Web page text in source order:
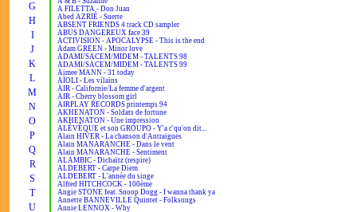
G
H
I
J
K
L
M
N
O
P
Q
R
S
T
U
A FILETTA - Don Juan
Abed AZRIÉ - Suerte
ABSENT FRIENDS 4 track CD sampler
ABUS DANGEREUX face 39
ACTIVISION - APOCALYPSE - This is the end
Adam GREEN - Minor love
ADAMI/SACEM/MIDEM - TALENTS 98
ADAMI/SACEM/MIDEM - TALENTS 99
Aimee MANN - 31 today
AÏOLI - Les vilains
AIR - Californie/La femme d'argent
AIR - Cherry blossom girl
AIRPLAY RECORDS printemps 94
AKHENATON - Soldats de fortune
AKHENATON - Une impression
ALÉVÊQUE et son GROUPO - Y'a c'qu'on dit...
Alain HIVER - La chanson d'Antraigues
Alain MANARANCHE - Dans le vent
Alain MANARANCHE - Sentiment
ALAMBIC - Dichaïtz (respire)
ALDEBERT - Carpe Diem
ALDEBERT - L'année du singe
Alfred HITCHCOCK - 100ème
Angie STONE feat. Snoop Dogg - I wanna thank ya
Annette BANNEVILLE Quintet - Folksongs
Annie LENNOX - Why